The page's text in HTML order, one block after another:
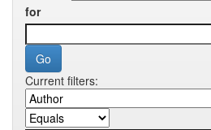
for
Current filters: